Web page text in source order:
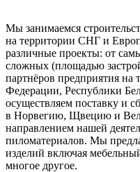
Мы занимаемся
на территории СНГ и
различные проекты: от
сложных (площадью
партнёров предприятия на
Федерации, Республики
осуществляем поставку и
в Норвегию, Щвецию и
направлением нашей
пиломатериалов. Мы
изделий включая
многое другое.